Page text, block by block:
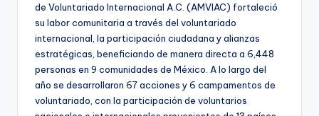
de Voluntariado Internacional A.C. (AMVIAC) fortaleció
su labor comunitaria a través del voluntariado
internacional, la participación ciudadana y alianzas
estratégicas, beneficiando de manera directa a 6,448
personas en 9 comunidades de México. A lo largo del
año se desarrollaron 67 acciones y 6 campamentos de
voluntariado, con la participación de voluntarios